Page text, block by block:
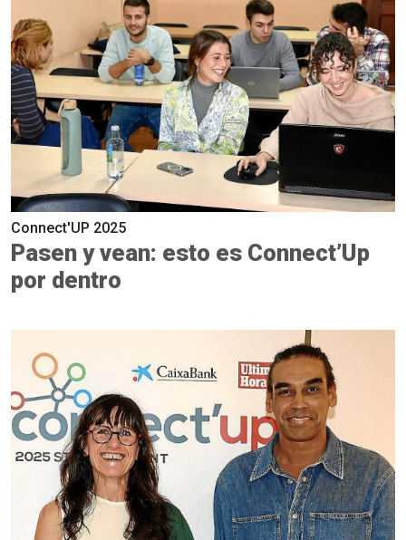
Connect'UP 2025
Pasen y vean: esto es Connect’Up
por dentro